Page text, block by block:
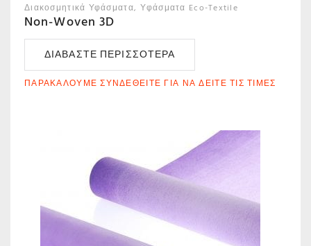
Διακοσμητικά Υφάσματα Υφάσματα Eco-Textile
Non-Woven 3D
ΔΙΑΒΆΣΤΕ ΠΕΡΙΣΣΌΤΕΡΑ
ΠΑΡΑΚΑΛΟΎΜΕ ΣΥΝΔΕΘΕΊΤΕ ΓΙΑ ΝΑ ΔΕΊΤΕ ΤΙΣ ΤΙΜΈΣ